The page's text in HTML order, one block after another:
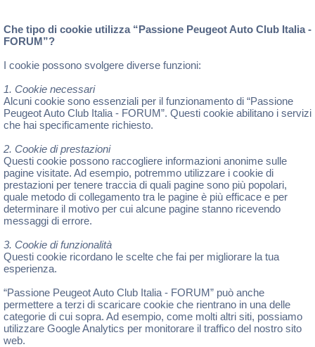
Che tipo di cookie utilizza “Passione Peugeot Auto Club Italia -
FORUM”?
I cookie possono svolgere diverse funzioni:
1. Cookie necessari
Alcuni cookie sono essenziali per il funzionamento di “Passione
Peugeot Auto Club Italia - FORUM”. Questi cookie abilitano i servizi
che hai specificamente richiesto.
2. Cookie di prestazioni
Questi cookie possono raccogliere informazioni anonime sulle
pagine visitate. Ad esempio, potremmo utilizzare i cookie di
prestazioni per tenere traccia di quali pagine sono più popolari,
quale metodo di collegamento tra le pagine è più efficace e per
determinare il motivo per cui alcune pagine stanno ricevendo
messaggi di errore.
3. Cookie di funzionalità
Questi cookie ricordano le scelte che fai per migliorare la tua
esperienza.
“Passione Peugeot Auto Club Italia - FORUM” può anche
permettere a terzi di scaricare cookie che rientrano in una delle
categorie di cui sopra. Ad esempio, come molti altri siti, possiamo
utilizzare Google Analytics per monitorare il traffico del nostro sito
web.